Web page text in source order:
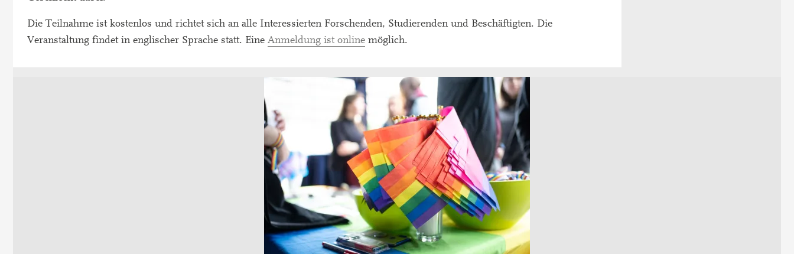
Die Teilnahme ist kostenlos und richtet sich an alle Interessierten Forschenden, Studierenden und Beschäftigten. Die
Veranstaltung findet in englischer Sprache statt. Eine Anmeldung ist online möglich.